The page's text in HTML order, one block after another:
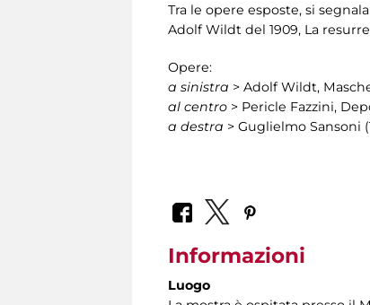
Tra le opere esposte, si
Adolf Wildt del 1909, La
Opere:
a sinistra > Adolf Wildt,
al centro > Pericle Fazzini,
a destra > Guglielmo Sansoni
Informazioni
Luogo